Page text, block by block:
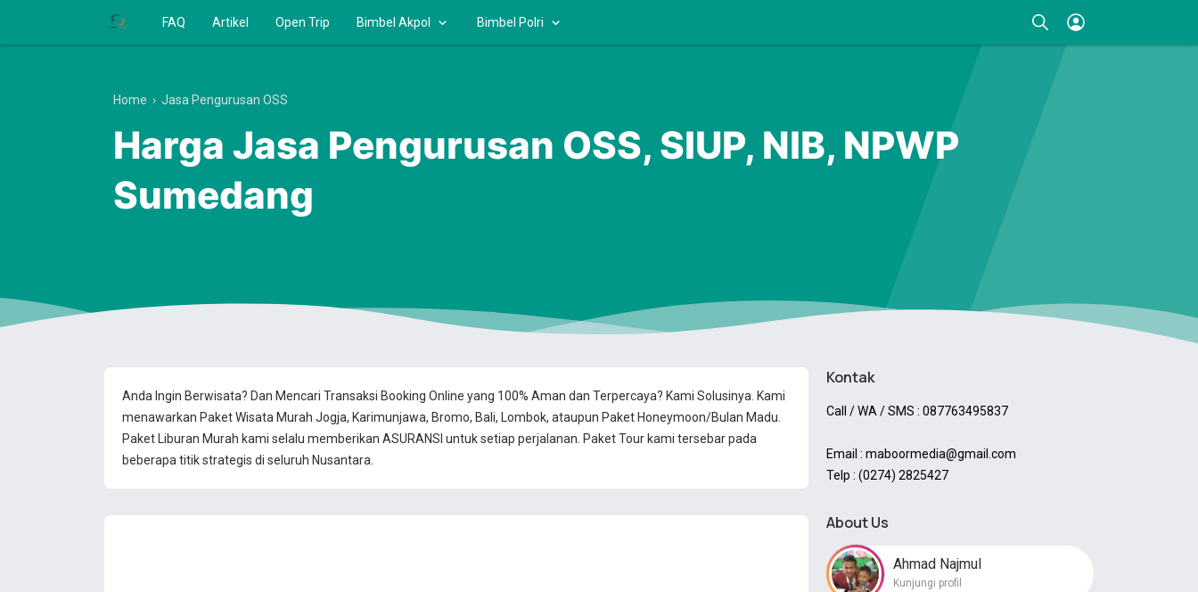
FAQ Artikel Open Trip Bimbel Akpol Bimbel Polri
Anda Ingin Berwisata? Dan Mencari Transaksi Booking Online yang 100% Aman dan Terpercaya? Kami Solusinya. Kami
menawarkan Paket Wisata Murah Jogja, Karimunjawa, Bromo, Bali, Lombok, ataupun Paket Honeymoon/Bulan Madu.
Paket Liburan Murah kami selalu memberikan ASURANSI untuk setiap perjalanan. Paket Tour kami tersebar pada
beberapa titik strategis di seluruh Nusantara.
Home › Jasa Pengurusan OSS
Harga Jasa Pengurusan OSS, SIUP, NIB, NPWP
Sumedang
Kontak
Call / WA / SMS : 087763495837
Email : maboormedia@gmail.com
Telp : (0274) 2825427
About Us
Ahmad Najmul
Kunjungi profil